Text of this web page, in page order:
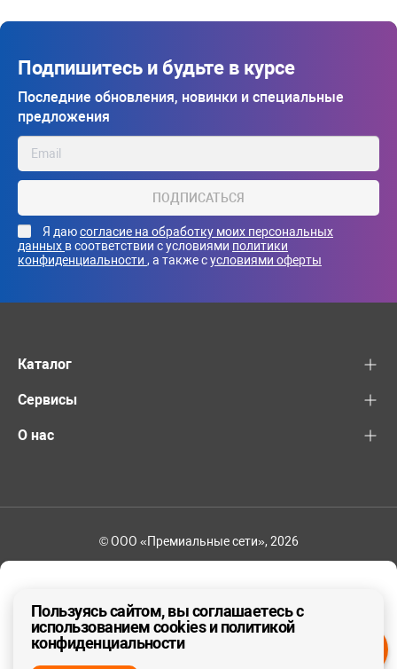
ДА, ВЕРНО
Подпишитесь и будьте в курсе
Последние обновления, новинки и специальные
предложения
ПОДПИСАТЬСЯ
Я даюсогласие на обработку моих персональных
данных в соответствии с условиями политики
конфиденциальности , а также сусловиями оферты
Каталог
Сервисы
О нас
© ООО «Премиальные сети», 2026
Пользуясь сайтом, вы соглашаетесь с
использованием cookies и политикой
конфиденциальности